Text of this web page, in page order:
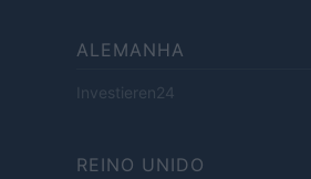
ALEMANHA
Investieren24
REINO UNIDO